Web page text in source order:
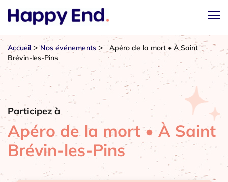
Accueil >Nos événements > Apéro de la mort • À Saint
Brévin-les-Pins
Participez à
Apéro de la mort • À Saint
Brévin-les-Pins